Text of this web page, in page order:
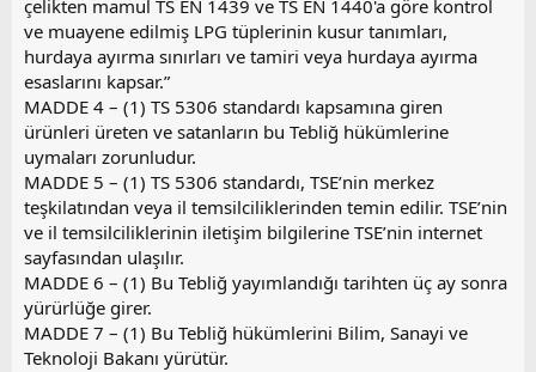
çelikten mamul TS EN 1439 ve TS EN 1440'a göre kontrol
ve muayene edilmiş LPG tüplerinin kusur tanımları,
hurdaya ayırma sınırları ve tamiri veya hurdaya ayırma
esaslarını kapsar.”
MADDE 4 – (1) TS 5306 standardı kapsamına giren
ürünleri üreten ve satanların bu Tebliğ hükümlerine
uymaları zorunludur.
MADDE 5 – (1) TS 5306 standardı, TSE’nin merkez
teşkilatından veya il temsilciliklerinden temin edilir. TSE’nin
ve il temsilciliklerinin iletişim bilgilerine TSE’nin internet
sayfasından ulaşılır.
MADDE 6 – (1) Bu Tebliğ yayımlandığı tarihten üç ay sonra
yürürlüğe girer.
MADDE 7 – (1) Bu Tebliğ hükümlerini Bilim, Sanayi ve
Teknoloji Bakanı yürütür.